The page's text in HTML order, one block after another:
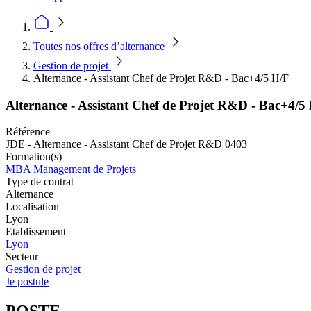
Toutes nos offres d’alternance
Gestion de projet
Alternance - Assistant Chef de Projet R&D - Bac+4/5 H/F
Alternance - Assistant Chef de Projet R&D - Bac+4/5
Référence
JDE - Alternance - Assistant Chef de Projet R&D 0403
Formation(s)
MBA Management de Projets
Type de contrat
Alternance
Localisation
Lyon
Etablissement
Lyon
Secteur
Gestion de projet
Je postule